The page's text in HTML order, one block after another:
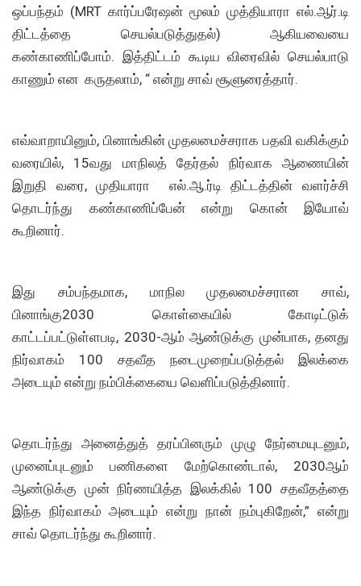
ஒப்பந்தம் (MRT கார்ப்பரேஷன் மூலம் முத்தியாரா எல்.ஆர்.டி
திட்டத்தை செயல்படுத்துதல்) ஆகியவையை
கண்காணிப்போம். இத்திட்டம் கூடிய விரைவில் செயல்பாடு
காணும் என கருதலாம், “ என்று சாவ் சூளுரைத்தார்.
எவ்வாறாயினும், பினாங்கின் முதலமைச்சராக பதவி வகிக்கும்
வரையில், 15வது மாநிலத் தேர்தல் நிர்வாக ஆணையின்
இறுதி வரை, முதியாரா எல்.ஆ.ர்டி திட்டத்தின் வளர்ச்சி
தொடர்ந்து கண்காணிப்பேன் என்று கொன் இயோவ்
கூறினார்.
இது சம்பந்தமாக, மாநில முதலமைச்சரான சாவ்,
பினாங்கு2030 கொள்கையில் கோடிட்டுக்
காட்டப்பட்டுள்ளபடி, 2030-ஆம் ஆண்டுக்கு முன்பாக, தனது
நிர்வாகம் 100 சதவீத நடைமுறைப்படுத்தல் இலக்கை
அடையும் என்று நம்பிக்கையை வெளிப்படுத்தினார்.
தொடர்ந்து அனைத்துத் தரப்பினரும் முழு நேர்மையுடனும்,
முனைப்புடனும் பணிகளை மேற்கொண்டால், 2030ஆம்
ஆண்டுக்கு முன் நிர்ணயித்த இலக்கில் 100 சதவீதத்தை
இந்த நிர்வாகம் அடையும் என்று நான் நம்புகிறேன்,” என்று
சாவ் தொடர்ந்து கூறினார்.